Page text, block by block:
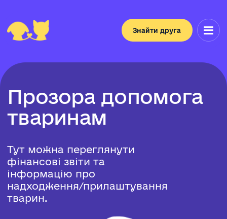
Знайти друга
Прозора допомога
тваринам
Тут можна переглянути
фінансові звіти та
інформацію про
надходження/прилаштування